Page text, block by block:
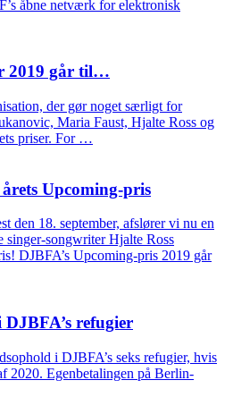
åbne netværk for elektronisk
2019 går til…
der gør noget særligt for
Maria Faust, Hjalte Ross og
priser. For …
Upcoming-pris
den 18. september, afslører vi nu en
singer-songwriter Hjalte Ross
DJBFA’s Upcoming-pris 2019 går
refugier
i DJBFA’s seks refugier, hvis
2020. Egenbetalingen på Berlin-